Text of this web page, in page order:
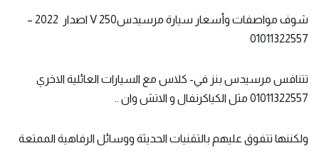
شوف مواصفات وأسعار سيارة مرسيدسV 250 اصدار 2022 –
01011322557
تتنافس مرسيدس بنز في- كلاس مع السيارات العائلية الاخري
01011322557 مثل الكياكرنفال و الاتش وان ..
ولكننها تتفوق عليهم بالتقنيات الحديثة ووسائل الرفاهية الممتعة